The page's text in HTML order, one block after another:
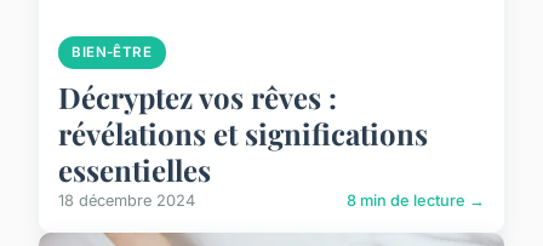
BIEN-ÊTRE
Décryptez vos rêves :
révélations et significations
essentielles
18 décembre 2024 8 min de lecture →